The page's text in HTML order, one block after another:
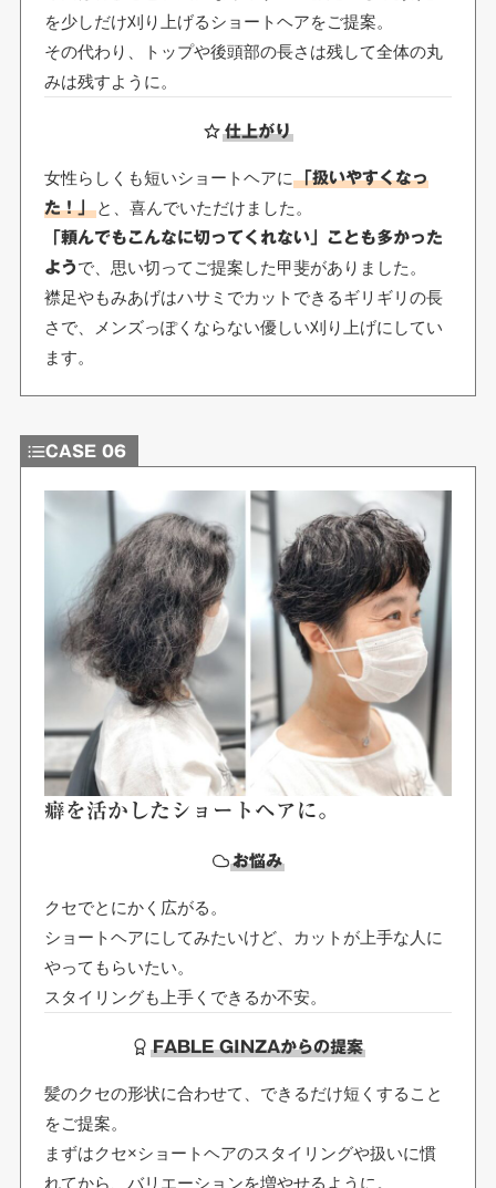
を少しだけ刈り上げるショートヘアをご提案。
その代わり、トップや後頭部の長さは残して全体の丸
みは残すように。
仕上がり
女性らしくも短いショートヘアに「扱いやすくなっ
た！」 と、喜んでいただけました。
「頼んでもこんなに切ってくれない」ことも多かった
よう で、思い切ってご提案した甲斐がありました。
襟足やもみあげはハサミでカットできるギリギリの長
さで、メンズっぽくならない優しい刈り上げにしてい
ます。
CASE 06
癖を活かしたショートヘアに。
お悩み
クセでとにかく広がる。
ショートヘアにしてみたいけど、カットが上手な人に
やってもらいたい。
スタイリングも上手くできるか不安。
FABLE GINZAからの提案
髪のクセの形状に合わせて、できるだけ短くすること
をご提案。
まずはクセ×ショートヘアのスタイリングや扱いに慣
れてから、バリエーションを増やせるように。